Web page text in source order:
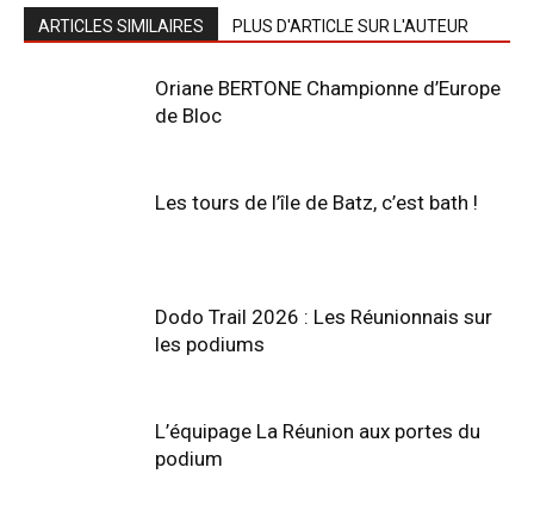
ARTICLES SIMILAIRES PLUS D'ARTICLE SUR L'AUTEUR
Oriane BERTONE Championne d’Europe
de Bloc
Les tours de l’île de Batz, c’est bath !
Dodo Trail 2026 : Les Réunionnais sur
les podiums
L’équipage La Réunion aux portes du
podium